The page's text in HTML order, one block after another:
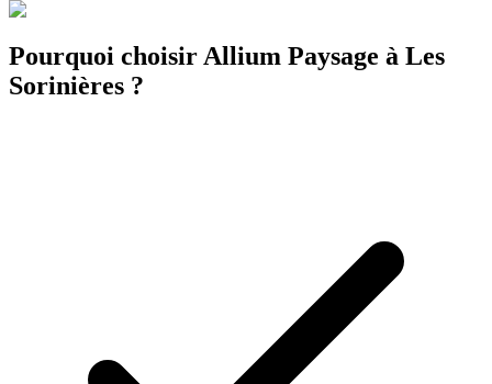
Pourquoi choisir Allium Paysage à Les
Sorinières ?